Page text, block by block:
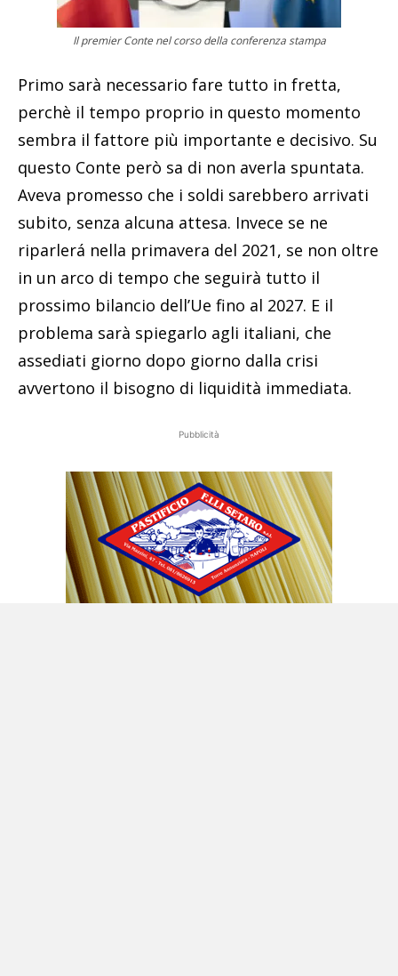
Il premier Conte nel corso della conferenza stampa
Primo sarà necessario fare tutto in fretta,
perchè il tempo proprio in questo momento
sembra il fattore più importante e decisivo. Su
questo Conte però sa di non averla spuntata.
Aveva promesso che i soldi sarebbero arrivati
subito, senza alcuna attesa. Invece se ne
riparlerá nella primavera del 2021, se non oltre
in un arco di tempo che seguirà tutto il
prossimo bilancio dell’Ue fino al 2027. E il
problema sarà spiegarlo agli italiani, che
assediati giorno dopo giorno dalla crisi
avvertono il bisogno di liquidità immediata.
Pubblicità